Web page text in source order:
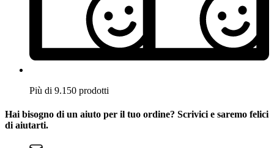
Più di 9.150 prodotti
Hai bisogno di un aiuto per il tuo ordine? Scrivici e saremo felici
di aiutarti.